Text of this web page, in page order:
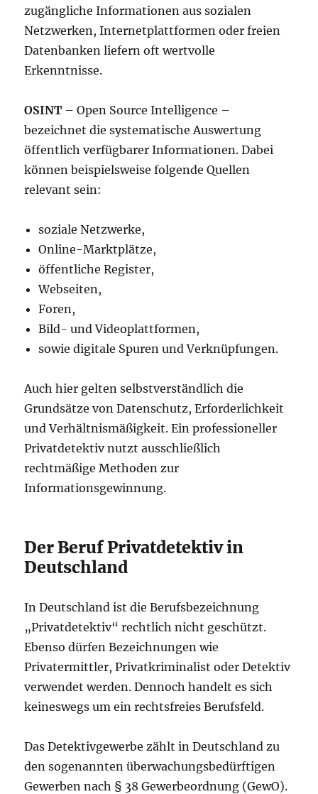
zugängliche Informationen aus sozialen
Netzwerken, Internetplattformen oder freien
Datenbanken liefern oft wertvolle
Erkenntnisse.
OSINT – Open Source Intelligence –
bezeichnet die systematische Auswertung
öffentlich verfügbarer Informationen. Dabei
können beispielsweise folgende Quellen
relevant sein:
soziale Netzwerke,
Online-Marktplätze,
öffentliche Register,
Webseiten,
Foren,
Bild- und Videoplattformen,
sowie digitale Spuren und Verknüpfungen.
Auch hier gelten selbstverständlich die
Grundsätze von Datenschutz, Erforderlichkeit
und Verhältnismäßigkeit. Ein professioneller
Privatdetektiv nutzt ausschließlich
rechtmäßige Methoden zur
Informationsgewinnung.
Der Beruf Privatdetektiv in
Deutschland
In Deutschland ist die Berufsbezeichnung
„Privatdetektiv“ rechtlich nicht geschützt.
Ebenso dürfen Bezeichnungen wie
Privatermittler, Privatkriminalist oder Detektiv
verwendet werden. Dennoch handelt es sich
keineswegs um ein rechtsfreies Berufsfeld.
Das Detektivgewerbe zählt in Deutschland zu
den sogenannten überwachungsbedürftigen
Gewerben nach § 38 Gewerbeordnung (GewO).